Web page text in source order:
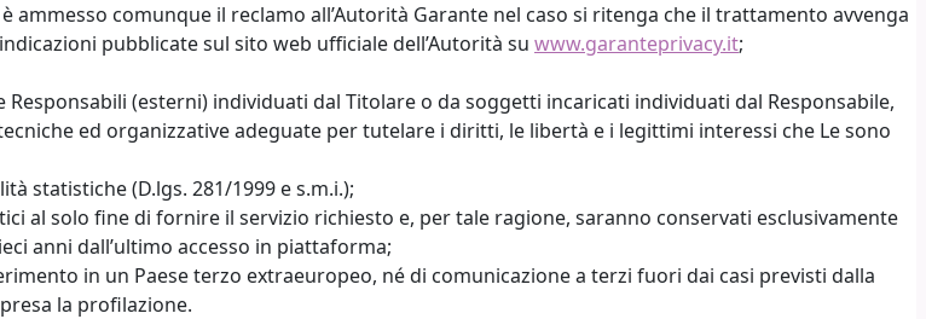
comunque il reclamo all’Autorità Garante nel caso si ritenga che il trattamento avvenga
pubblicate sul sito web ufficiale dell’Autorità su www.garanteprivacy.it;
(esterni) individuati dal Titolare o da soggetti incaricati individuati dal Responsabile,
ed organizzative adeguate per tutelare i diritti, le libertà e i legittimi interessi che Le sono
statistiche (D.lgs. 281/1999 e s.m.i.);
al solo fine di fornire il servizio richiesto e, per tale ragione, saranno conservati esclusivamente
anni dall’ultimo accesso in piattaforma;
in un Paese terzo extraeuropeo, né di comunicazione a terzi fuori dai casi previsti dalla
la profilazione.